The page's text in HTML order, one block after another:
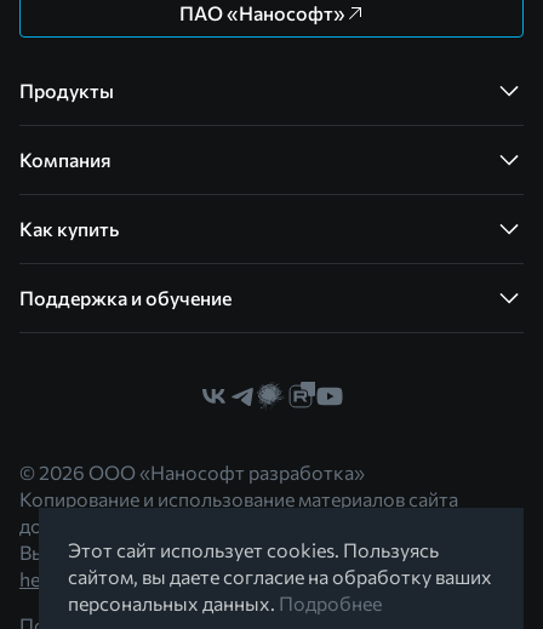
ПАО «Нанософт»
Продукты
Компания
Как купить
Поддержка и обучение
© 2026 ООО «Нанософт разработка»
Копирование и использование материалов сайта
допускается с согласия правообладателя.
Вы можете обратиться к нам по адресу
hello@nanocad.ru
Этот сайт использует cookies. Пользуясь
сайтом, вы даете согласие на обработку ваших
персональных данных. Подробнее